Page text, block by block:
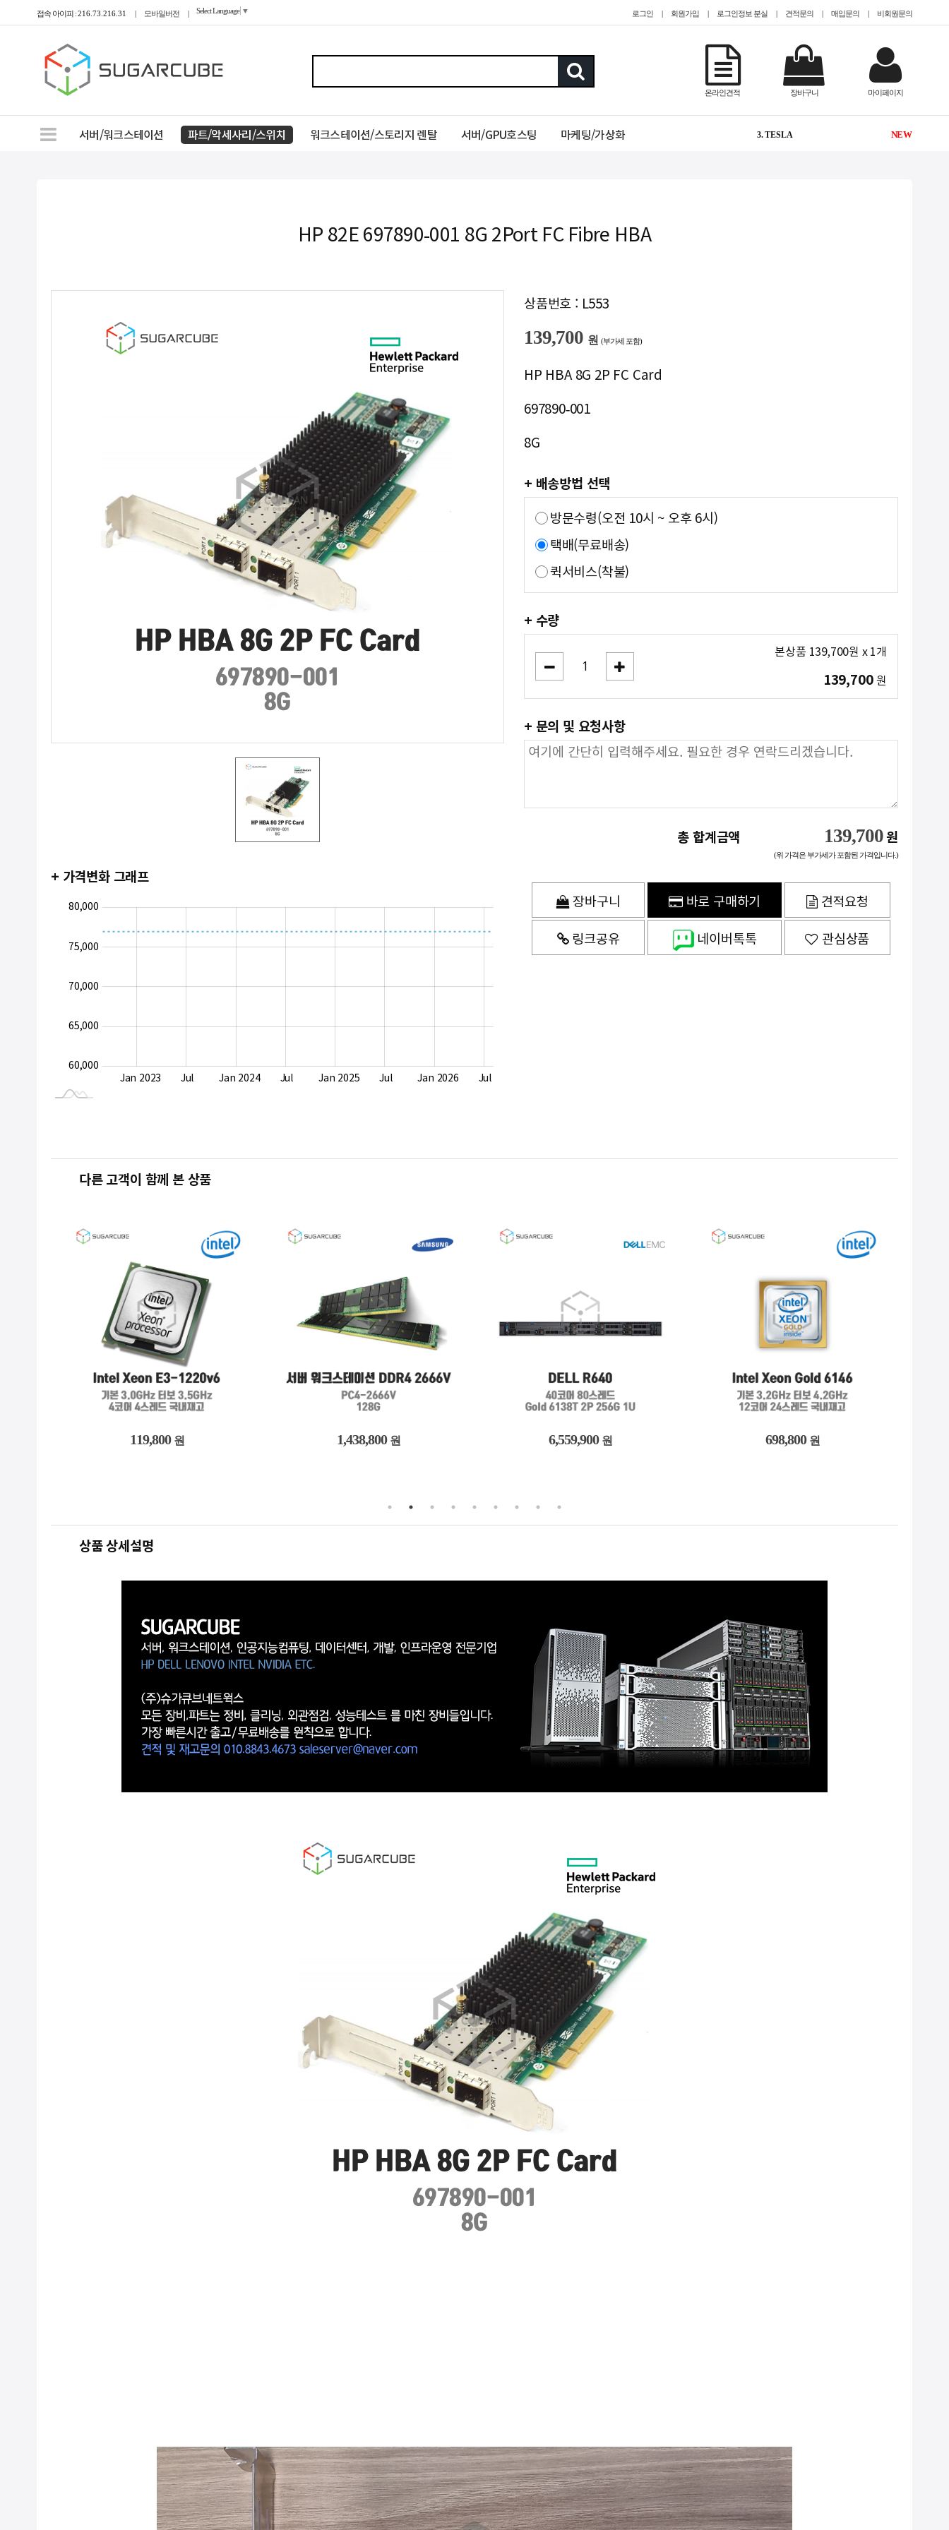
접속 아이피 :216.73.216.31 | 모바일버전 | Select Language ▼ 로그인 | 회원가입 | 로그인정보 분실 | 견적문의 | 매입문의 | 비회원문의
마이페이지
장바구니
온라인견적
서버/워크스테이션 파트/악세사리/스위치 워크스테이션/스토리지 렌탈 서버/GPU호스팅 마케팅/가상화
-
2. @HDD 미장착
NEW
3. TESLA
1
4. @2.5인치(sff)
HP 82E 697890-001 8G 2Port FC Fibre HBA
+ 가격변화 그래프
60,000
60,000
65,000
70,000
75,000
80,000
Jan 2023 Jul Jan 2024 Jul Jan 2025 Jul Jan 2026 Jul
Jan 2027
상품번호 : L553
139,700 원 (부가세 포함)
HP HBA 8G 2P FC Card
697890-001
8G
+ 배송방법 선택
방문수령(오전 10시 ~ 오후 6시)
택배(무료배송)
퀵서비스(착불)
+ 수량
본상품 139,700원 x 1 개
139,700 원
+ 문의 및 요청사항
총 합계금액 139,700 원
(위 가격은 부가세가 포함된 가격입니다.)
장바구니 바로 구매하기 견적요청
링크공유 네이버톡톡 관심상품
다른 고객이 함께 본 상품
1,438,800원 6,559,900 원 698,800원 153,100 원
상품 상세설명